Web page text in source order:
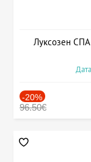
Луксозен
-20%
96.50€